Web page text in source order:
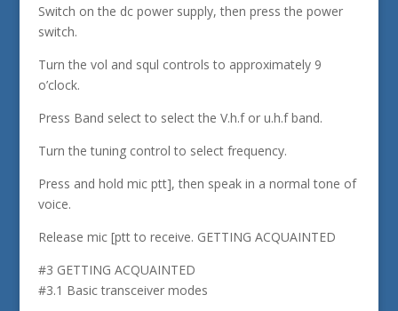
Switch on the dc power supply, then press the power
switch.
Turn the vol and squl controls to approximately 9
o’clock.
Press Band select to select the V.h.f or u.h.f band.
Turn the tuning control to select frequency.
Press and hold mic ptt], then speak in a normal tone of
voice.
Release mic [ptt to receive. GETTING ACQUAINTED
#3 GETTING ACQUAINTED
#3.1 Basic transceiver modes